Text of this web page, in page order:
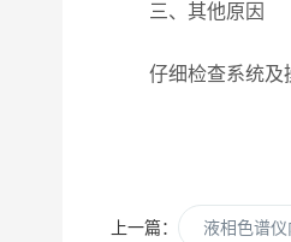
三、其他原因
仔细检查系统及操
上一篇： 液相色谱